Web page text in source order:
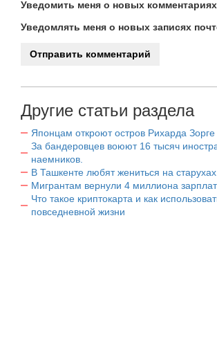
Уведомить меня о новых
Уведомлять меня о новых записях
Другие статьи раздела
Японцам откроют остров Рихарда Зорге
За бандеровцев воюют 16 тысяч
наемников.
В Ташкенте любят жениться на старухах.
Мигрантам вернули 4 миллиона
Что такое криптокарта и как
повседневной жизни